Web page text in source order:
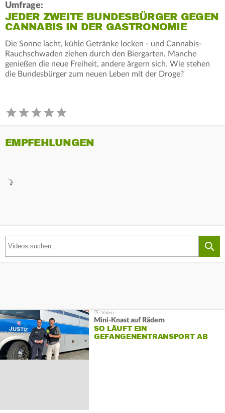
Umfrage:
JEDER ZWEITE BUNDESBÜRGER GEGEN
CANNABIS IN DER GASTRONOMIE
Die Sonne lacht, kühle Getränke locken - und Cannabis-
Rauchschwaden ziehen durch den Biergarten. Manche
genießen die neue Freiheit, andere ärgern sich. Wie stehen
die Bundesbürger zum neuen Leben mit der Droge?
EMPFEHLUNGEN
Mini-Knast auf Rädern
SO LÄUFT EIN
GEFANGENENTRANSPORT AB